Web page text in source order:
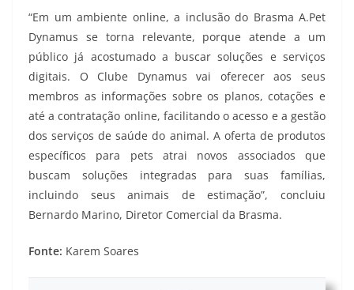
“Em um ambiente online, a inclusão do Brasma A.Pet
Dynamus se torna relevante, porque atende a um
público já acostumado a buscar soluções e serviços
digitais. O Clube Dynamus vai oferecer aos seus
membros as informações sobre os planos, cotações e
até a contratação online, facilitando o acesso e a gestão
dos serviços de saúde do animal. A oferta de produtos
específicos para pets atrai novos associados que
buscam soluções integradas para suas famílias,
incluindo seus animais de estimação”, concluiu
Bernardo Marino, Diretor Comercial da Brasma.
Fonte: Karem Soares